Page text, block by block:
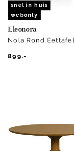
snel in huis
webonly
Eleonora
Nola Rond Eettafel
899.-